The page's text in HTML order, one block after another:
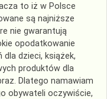
to iż w Polsce
są najniższe
nie gwarantują
opodatkowanie
dla dzieci, książek,
produktów dla
Dlatego namawiam
obywateli oczywiście,